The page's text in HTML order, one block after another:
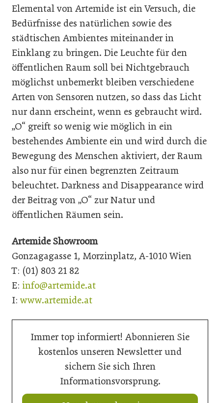
Elemental von Artemide ist ein Versuch, die
Bedürfnisse des natürlichen sowie des
städtischen Ambientes miteinander in
Einklang zu bringen. Die Leuchte für den
öffentlichen Raum soll bei Nichtgebrauch
möglichst unbemerkt bleiben verschiedene
Arten von Sensoren nutzen, so dass das Licht
nur dann erscheint, wenn es gebraucht wird.
„O“ greift so wenig wie möglich in ein
bestehendes Ambiente ein und wird durch die
Bewegung des Menschen aktiviert, der Raum
also nur für einen begrenzten Zeitraum
beleuchtet. Darkness and Disappearance wird
der Beitrag von „O“ zur Natur und
öffentlichen Räumen sein.
Artemide Showroom
Gonzagagasse 1, Morzinplatz, A-1010 Wien
T: (01) 803 21 82
E: info@artemide.at
I:www.artemide.at
Immer top informiert! Abonnieren Sie
kostenlos unseren Newsletter und
sichern Sie sich Ihren
Informationsvorsprung.